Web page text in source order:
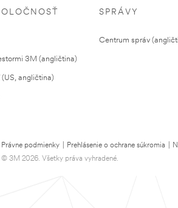
3M (angličtina)
angličtina)
SPRÁVY
Centrum správ
Právne podmienky Prehlásenie o ochrane súkromia
© 3M 2026. Všetky práva vyhradené.